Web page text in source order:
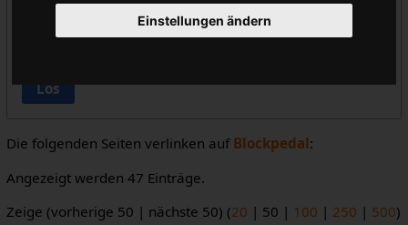
Einstellungen ändern
Links ausblenden
Los
Die folgenden Seiten verlinken auf Blockpedal:
Angezeigt werden 47 Einträge.
Zeige (vorherige 50 | nächste 50) (20 | 50 | 100 | 250 | 500)